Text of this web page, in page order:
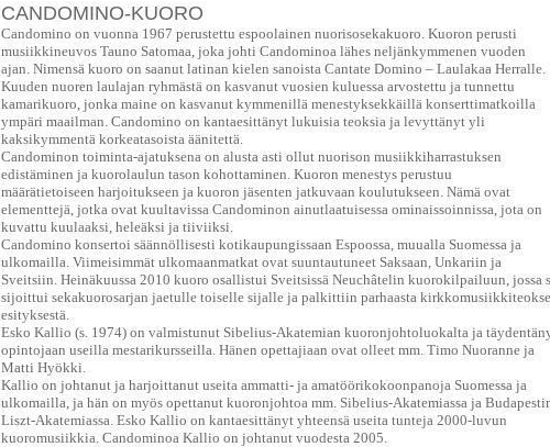
CANDOMINO-KUORO
Candomino on vuonna 1967 perustettu espoolainen nuorisosekakuoro. Kuoron perusti
musiikkineuvos Tauno Satomaa, joka johti Candominoa lähes neljänkymmenen vuoden
ajan. Nimensä kuoro on saanut latinan kielen sanoista Cantate Domino – Laulakaa Herralle.
Kuuden nuoren laulajan ryhmästä on kasvanut vuosien kuluessa arvostettu ja tunnettu
kamarikuoro, jonka maine on kasvanut kymmenillä menestyksekkäillä konserttimatkoilla
ympäri maailman. Candomino on kantaesittänyt lukuisia teoksia ja levyttänyt yli
kaksikymmentä korkeatasoista äänitettä.
Candominon toiminta-ajatuksena on alusta asti ollut nuorison musiikkiharrastuksen
edistäminen ja kuorolaulun tason kohottaminen. Kuoron menestys perustuu
määrätietoiseen harjoitukseen ja kuoron jäsenten jatkuvaan koulutukseen. Nämä ovat
elementtejä, jotka ovat kuultavissa Candominon ainutlaatuisessa ominaissoinnissa, jota on
kuvattu kuulaaksi, heleäksi ja tiiviiksi.
Candomino konsertoi säännöllisesti kotikaupungissaan Espoossa, muualla Suomessa ja
ulkomailla. Viimeisimmät ulkomaanmatkat ovat suuntautuneet Saksaan, Unkariin ja
Sveitsiin. Heinäkuussa 2010 kuoro osallistui Sveitsissä Neuchâtelin kuorokilpailuun, jossa
sijoittui sekakuorosarjan jaetulle toiselle sijalle ja palkittiin parhaasta
esityksestä.
Esko Kallio (s. 1974) on valmistunut Sibelius-Akatemian kuoronjohtoluokalta ja
opintojaan useilla mestarikursseilla. Hänen opettajiaan ovat olleet mm. Timo Nuoranne ja
Matti Hyökki.
Kallio on johtanut ja harjoittanut useita ammatti- ja amatöörikokoonpanoja Suomessa ja
ulkomailla, ja hän on myös opettanut kuoronjohtoa mm. Sibelius-Akatemiassa ja
Liszt-Akatemiassa. Esko Kallio on kantaesittänyt yhteensä useita tunteja 2000-luvun
kuoromusiikkia. Candominoa Kallio on johtanut vuodesta 2005.